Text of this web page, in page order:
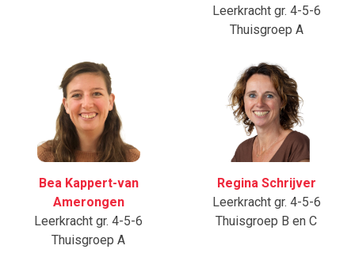
Leerkracht gr. 4-5-6
Thuisgroep A
Bea Kappert-van
Amerongen
Leerkracht gr. 4-5-6
Thuisgroep A
Regina Schrijver
Leerkracht gr. 4-5-6
Thuisgroep B en C